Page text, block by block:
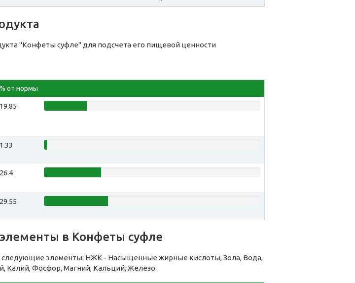
"Конфеты суфле" для подсчета его пищевой ценности
% от нормы
19.85
1.33
26.4
29.55
в Конфеты суфле
следующие элементы: НЖК - Насыщенные жирные кислоты, Зола, Вода,
Калий, Фосфор, Магний, Кальций, Железо.